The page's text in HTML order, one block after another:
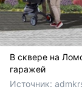
В сквере на
гаражей
Источник: